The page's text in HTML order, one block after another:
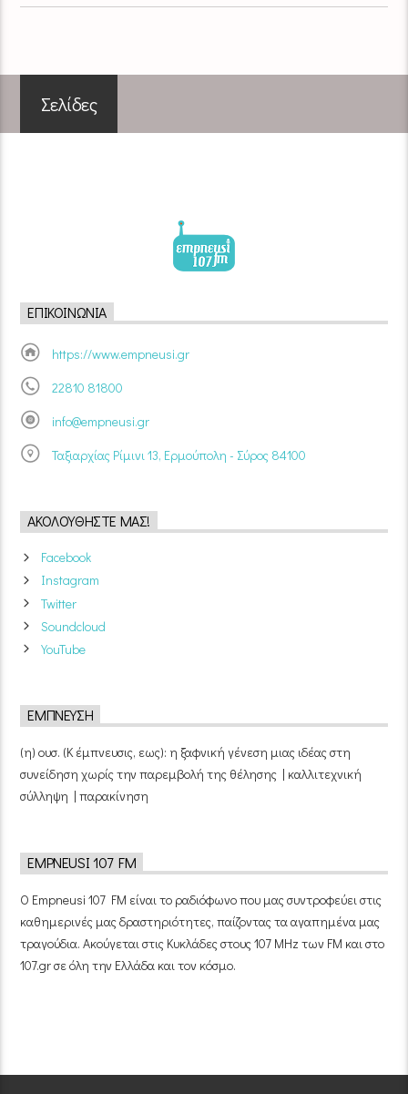
Σελίδες
ΕΠΙΚΟΙΝΩΝΊΑ
https://www.empneusi.gr
22810 81800
info@empneusi.gr
Ταξιαρχίας Ρίμινι 13, Ερμούπολη - Σύρος 84100
ΑΚΟΛΟΥΘΉΣΤΕ ΜΑΣ!
Facebook
Instagram
Twitter
Soundcloud
YouTube
ΈΜΠΝΕΥΣΗ
(η) ουσ. (Κ έμπνευσις, εως): η ξαφνική γένεση μιας ιδέας στη
συνείδηση χωρίς την παρεμβολή της θέλησης | καλλιτεχνική
σύλληψη | παρακίνηση
EMPNEUSI 107 FM
Ο Empneusi 107 FM είναι το ραδιόφωνο που μας συντροφεύει στις
καθημερινές μας δραστηριότητες, παίζοντας τα αγαπημένα μας
τραγούδια. Ακούγεται στις Κυκλάδες στους 107 MHz των FM και στο
107.gr σε όλη την Ελλάδα και τον κόσμο.